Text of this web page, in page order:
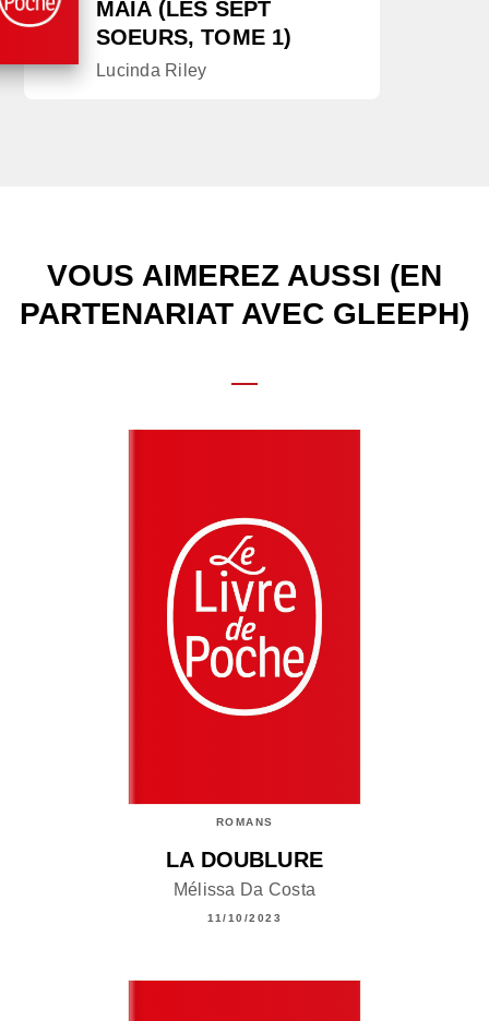
MAIA (LES SEPT
SOEURS, TOME 1)
Lucinda Riley
VOUS AIMEREZ AUSSI (EN
PARTENARIAT AVEC GLEEPH)
ROMANS
LA DOUBLURE
Mélissa Da Costa
11/10/2023